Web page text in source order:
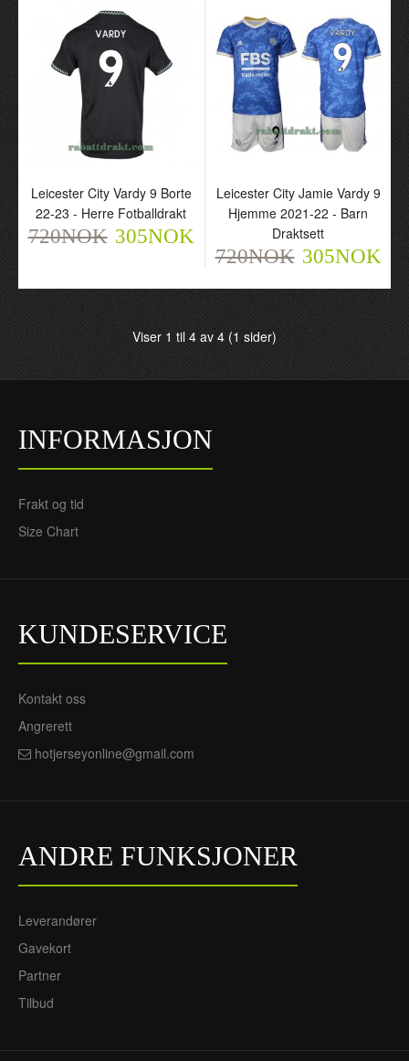
Leicester City Vardy 9
Borte 22-23 - Herre
Fotballdrakt
720NOK 305NOK
Vardy 9 Hjemme 2021-22
- Barn Draktsett
720NOK 305NOK
Leicester City Vardy 9 Borte
22-23 - Herre Fotballdrakt
720NOK 305NOK
Leicester City Jamie Vardy 9
Hjemme 2021-22 - Barn
Draktsett
720NOK 305NOK
Viser 1 til 4 av 4 (1 sider)
INFORMASJON
Frakt og tid
Size Chart
KUNDESERVICE
Kontakt oss
Angrerett
hotjerseyonline@gmail.com
ANDRE FUNKSJONER
Leverandører
Gavekort
Partner
Tilbud